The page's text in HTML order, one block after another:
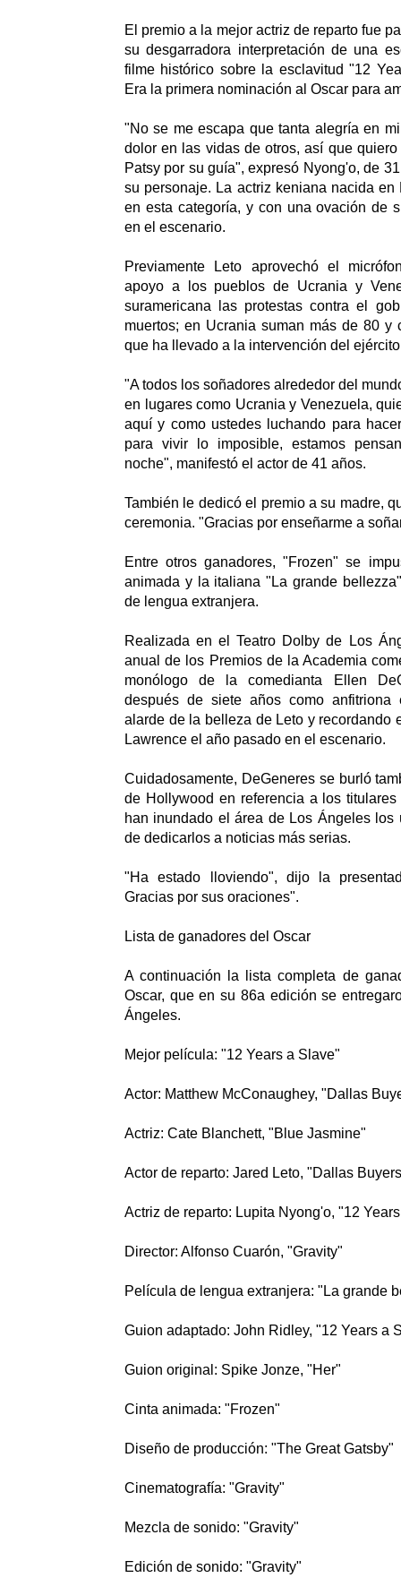
El premio a la mejor actriz de reparto fue
su desgarradora interpretación de una
filme histórico sobre la esclavitud "12
Era la primera nominación al Oscar para
"No se me escapa que tanta alegría en
dolor en las vidas de otros, así que
Patsy por su guía", expresó Nyong'o, de
su personaje. La actriz keniana nacida en
en esta categoría, y con una ovación de
en el escenario.
Previamente Leto aprovechó el
apoyo a los pueblos de Ucrania y
suramericana las protestas contra el
muertos; en Ucrania suman más de 80 y
que ha llevado a la intervención del
"A todos los soñadores alrededor del
en lugares como Ucrania y Venezuela,
aquí y como ustedes luchando para
para vivir lo imposible, estamos
noche", manifestó el actor de 41 años.
También le dedicó el premio a su madre,
ceremonia. "Gracias por enseñarme a
Entre otros ganadores, "Frozen" se
animada y la italiana "La grande
de lengua extranjera.
Realizada en el Teatro Dolby de Los
anual de los Premios de la Academia
monólogo de la comedianta Ellen
después de siete años como
alarde de la belleza de Leto y recordando
Lawrence el año pasado en el escenario.
Cuidadosamente, DeGeneres se burló
de Hollywood en referencia a los
han inundado el área de Los Ángeles los
de dedicarlos a noticias más serias.
"Ha estado lloviendo", dijo la
Gracias por sus oraciones".
Lista de ganadores del Oscar
A continuación la lista completa de
Oscar, que en su 86a edición se
Ángeles.
Mejor película: "12 Years a Slave"
Actor: Matthew McConaughey, "Dallas
Actriz: Cate Blanchett, "Blue Jasmine"
Actor de reparto: Jared Leto, "Dallas
Actriz de reparto: Lupita Nyong'o, "12
Director: Alfonso Cuarón, "Gravity"
Película de lengua extranjera: "La grande
Guion adaptado: John Ridley, "12 Years a
Guion original: Spike Jonze, "Her"
Cinta animada: "Frozen"
Diseño de producción: "The Great Gatsby"
Cinematografía: "Gravity"
Mezcla de sonido: "Gravity"
Edición de sonido: "Gravity"